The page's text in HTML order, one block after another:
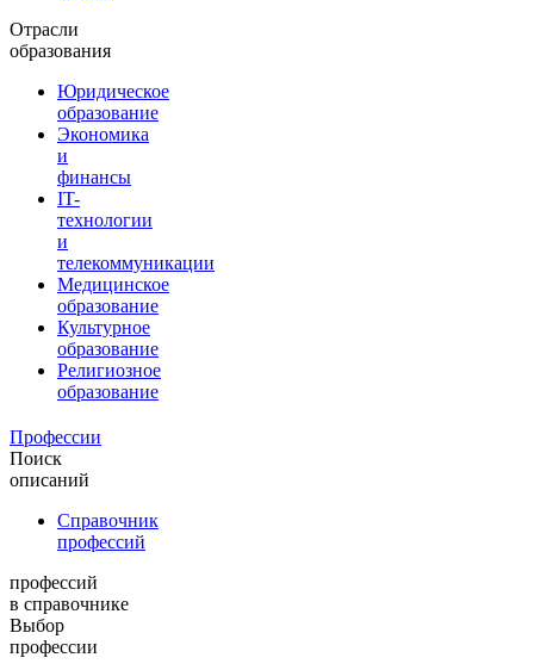
Отрасли
образования
Юридическое
образование
Экономика
и
финансы
IT-
технологии
и
телекоммуникации
Медицинское
образование
Культурное
образование
Религиозное
образование
Профессии
Поиск
описаний
Справочник
профессий
профессий
в справочнике
Выбор
профессии